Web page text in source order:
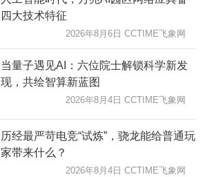
四大技术特征
2026年8月6日 CCTIME飞象网
当量子遇见AI：六位院士解锁科学新发
现，共绘智算新蓝图
2026年8月4日 CCTIME飞象网
历经最严苛电竞“试炼”，骁龙能给普通玩
家带来什么？
2026年8月4日 CCTIME飞象网